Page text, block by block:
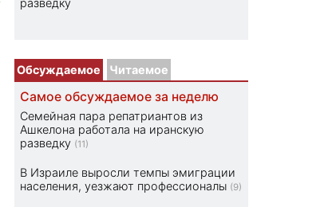
разведку
Обсуждаемое Читаемое
Самое обсуждаемое за неделю
Семейная пара репатриантов из
Ашкелона работала на иранскую
разведку (11)
В Израиле выросли темпы эмиграции
населения, уезжают профессионалы (9)